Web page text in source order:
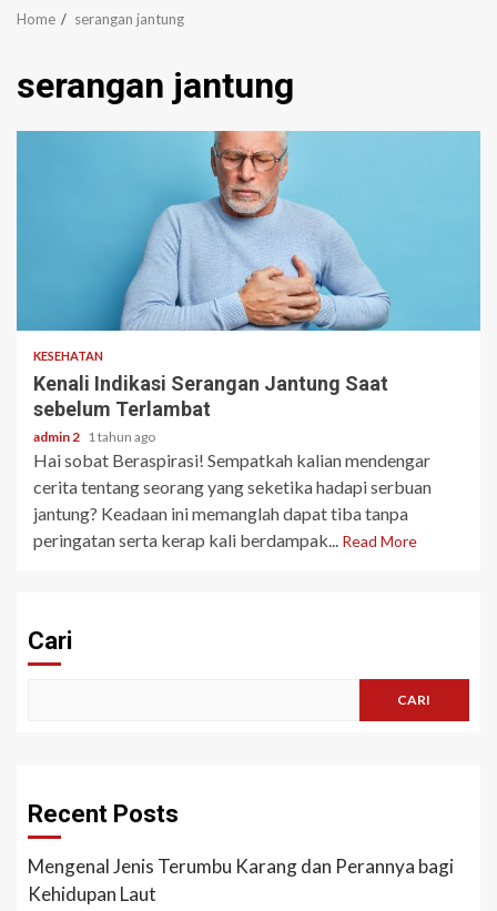
Home serangan jantung
serangan jantung
KESEHATAN
Kenali Indikasi Serangan Jantung Saat
sebelum Terlambat
admin 2 1 tahun ago
Hai sobat Beraspirasi! Sempatkah kalian mendengar
cerita tentang seorang yang seketika hadapi serbuan
jantung? Keadaan ini memanglah dapat tiba tanpa
peringatan serta kerap kali berdampak...
Read More
Cari
CARI
Recent Posts
Mengenal Jenis Terumbu Karang dan Perannya bagi
Kehidupan Laut